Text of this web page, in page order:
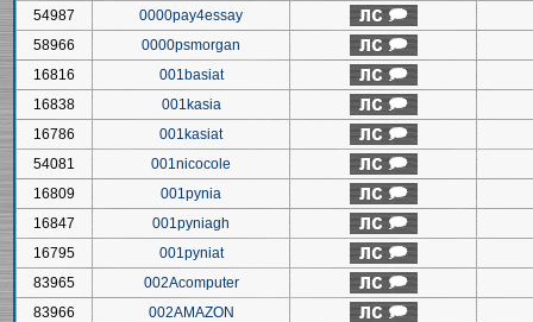
54987
0000pay4essay
58966
0000psmorgan
16816
001basiat
16838
001kasia
16786
001kasiat
54081
001nicocole
16809
001pynia
16847
001pyniagh
16795
001pyniat
83965
002Acomputer
83966
002AMAZON